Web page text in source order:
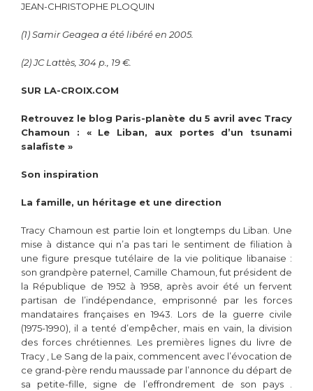
JEAN-CHRISTOPHE PLOQUIN
(1) Samir Geagea a été libéré en 2005.
(2) JC Lattès, 304 p., 19 €.
SUR LA-CROIX.COM
Retrouvez le blog Paris-planète du 5 avril avec Tracy
Chamoun : « Le Liban, aux portes d’un tsunami
salafiste »
Son inspiration
La famille, un héritage et une direction
Tracy Chamoun est partie loin et longtemps du Liban. Une
mise à distance qui n’a pas tari le sentiment de filiation à
une figure presque tutélaire de la vie politique libanaise :
son grandpère paternel, Camille Chamoun, fut président de
la République de 1952 à 1958, après avoir été un fervent
partisan de l’indépendance, emprisonné par les forces
mandataires françaises en 1943. Lors de la guerre civile
(1975-1990), il a tenté d’empêcher, mais en vain, la division
des forces chrétiennes. Les premières lignes du livre de
Tracy , Le Sang de la paix, commencent avec l’évocation de
ce grand-père rendu maussade par l’annonce du départ de
sa petite-fille, signe de l’effrondrement de son pays .